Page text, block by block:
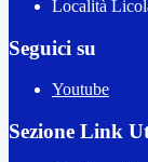
Località
Seguici su
Youtube
Sezione Link